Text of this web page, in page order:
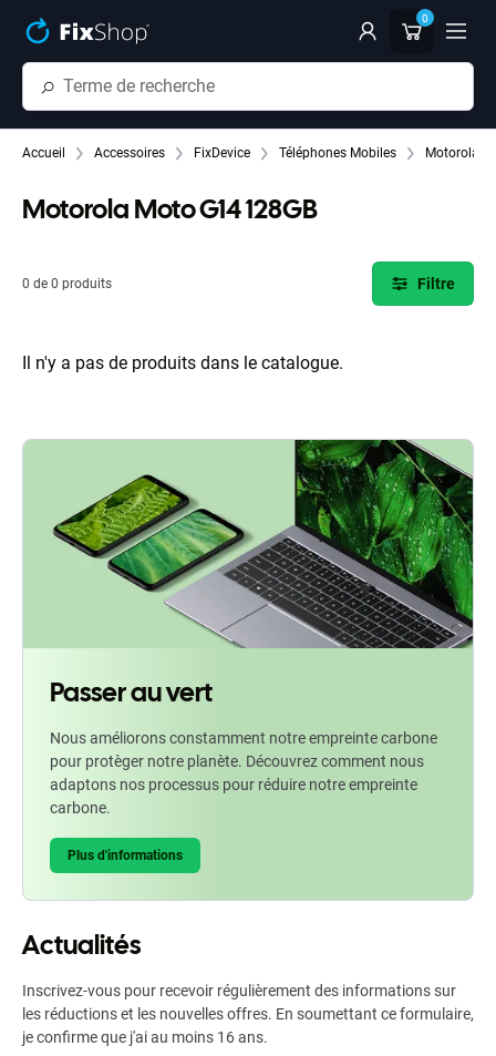
0
Accueil Accessoires FixDevice Téléphones Mobiles Motorola
Motorola Moto G14 128GB
0 de 0 produits Filtre
Il n'y a pas de produits dans le catalogue.
Passer au vert
Nous améliorons constamment notre empreinte carbone
pour protèger notre planète. Découvrez comment nous
adaptons nos processus pour réduire notre empreinte
carbone.
Plus d'informations
Actualités
Inscrivez-vous pour recevoir régulièrement des informations sur
les réductions et les nouvelles offres. En soumettant ce formulaire,
je confirme que j'ai au moins 16 ans.